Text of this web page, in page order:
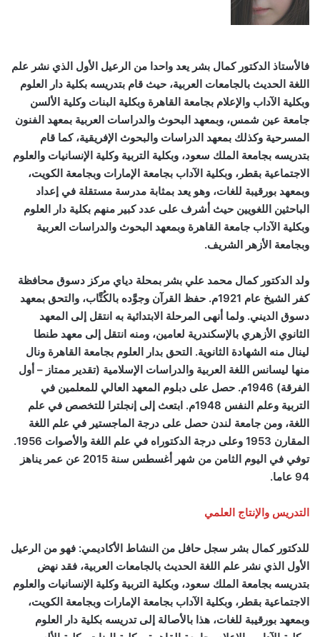
فالأستاذ الدكتور كمال بشر يعد واحدا من الرعيل الأول الذي نشر علم
اللغة الحديث بالجامعات العربية، حيث قام بتدريسه بكلية دار العلوم
وبكلية الآداب والإعلام بجامعة القاهرة وبكلية البنات وكلية الألسن
جامعة عين شمس، وبمعهد البحوث والدراسات العربية بمعهد الفنون
المسرحية وكذلك بمعهد الدراسات والبحوث الإفريقية، كما قام
بتدريسه بجامعة الملك سعود، وبكلية التربية وكلية الإنسانيات والعلوم
الاجتماعية بقطر، وبكلية الآداب بجامعة الإمارات وبجامعة الكويت،
وبمعهد بورقيبة للغات، وهو يعد بمثابة مدرسة مستقلة في إعداد
الباحثين اللغويين حيث أشرف على عدد كبير منهم بكلية دار العلوم
وبكلية الآداب جامعة القاهرة وبمعهد البحوث والدراسات العربية
وبجامعة الأزهر الشريف.
ولد الدكتور كمال محمد علي بشر بمحلة دياي مركز دسوق محافظة
كفر الشيخ عام 1921م. حفظ القرآن وجوَّده بالكُتَّاب، والتحق بمعهد
دسوق الديني. ولما أنهى المرحلة الابتدائية به انتقل إلى المعهد
الثانوي الأزهري بالإسكندرية لعامين، ومنه انتقل إلى معهد طنطا
لينال منه الشهادة الثانوية. التحق بدار العلوم بجامعة القاهرة ونال
منها ليسانس اللغة العربية والدراسات الإسلامية (تقدير ممتاز – أول
الفرقة) 1946م. حصل على دبلوم المعهد العالي للمعلمين في
التربية وعلم النفس 1948م. ابتعث إلى إنجلترا للتخصص في علم
اللغة، ومن جامعة لندن حصل على درجة الماجستير في علم اللغة
المقارن 1953 وعلى درجة الدكتوراه في علم اللغة والأصوات 1956.
توفي في اليوم الثامن من شهر أغسطس سنة 2015 عن عمر يناهز
94 عاما.
التدريس والإنتاج العلمي
للدكتور كمال بشر سجل حافل من النشاط الأكاديمي: فهو من الرعيل
الأول الذي نشر علم اللغة الحديث بالجامعات العربية، فقد نهض
بتدريسه بجامعة الملك سعود، وبكلية التربية وكلية الإنسانيات والعلوم
الاجتماعية بقطر، وبكلية الآداب بجامعة الإمارات وبجامعة الكويت،
وبمعهد بورقيبة للغات، هذا بالأصالة إلى تدريسه بكلية دار العلوم